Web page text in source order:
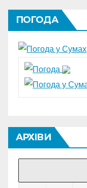
ПОГОДА
АРХІВИ